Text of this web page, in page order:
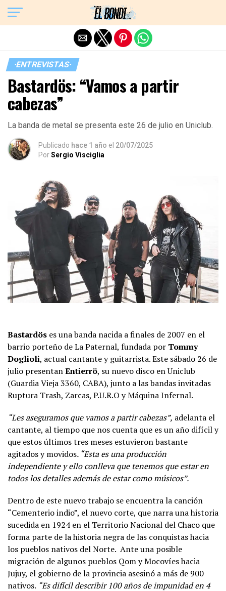
·ENTREVISTAS·
Bastardös: “Vamos a partir
cabezas”
La banda de metal se presenta este 26 de julio en Uniclub.
Publicado hace 1 año el 20/07/2025
PorSergio Visciglia
Bastardös es una banda nacida a finales de 2007 en el
barrio porteño de La Paternal, fundada por Tommy
Doglioli, actual cantante y guitarrista. Este sábado 26 de
julio presentanEntierrö, su nuevo disco en Uniclub
(Guardia Vieja 3360, CABA), junto a las bandas invitadas
Ruptura Trash, Zarcas, P.U.R.O y Máquina Infernal.
“Les aseguramos que vamos a partir cabezas”, adelanta el
cantante, al tiempo que nos cuenta que es un año difícil y
que estos últimos tres meses estuvieron bastante
agitados y movidos. “Esta es una producción
independiente y ello conlleva que tenemos que estar en
todos los detalles además de estar como músicos”.
Dentro de este nuevo trabajo se encuentra la canción
“Cementerio indio”, el nuevo corte, que narra una historia
sucedida en 1924 en el Territorio Nacional del Chaco que
forma parte de la historia negra de las conquistas hacia
los pueblos nativos del Norte. Ante una posible
migración de algunos pueblos Qom y Mocovíes hacia
Jujuy, el gobierno de la provincia asesinó a más de 900
nativos. “Es difícil describir 100 años de impunidad en 4
Exit mobile version